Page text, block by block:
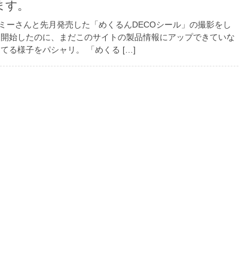
。
ーさんと先月発売した「めくるんDECOシール」の撮影をし
始したのに、まだこのサイトの製品情報にアップできていな
る様子をパシャリ。 「めくる […]